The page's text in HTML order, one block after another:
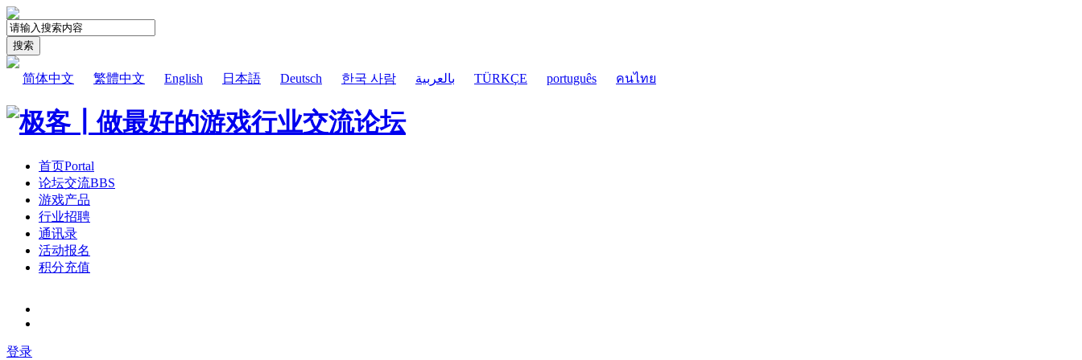
搜索
简体中文 繁體中文 English 日本語 Deutsch 한국 사람 بالعربية TÜRKÇE português คนไทย
首页Portal
论坛交流BBS
游戏产品
行业招聘
通讯录
活动报名
积分充值
登录